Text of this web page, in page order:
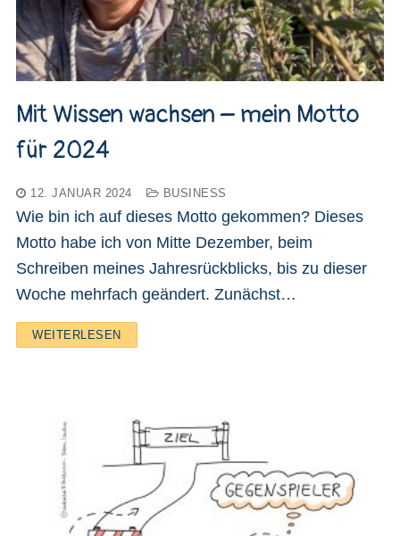
Mit Wissen wachsen – mein Motto
für 2024
12. JANUAR 2024 BUSINESS
Wie bin ich auf dieses Motto gekommen? Dieses
Motto habe ich von Mitte Dezember, beim
Schreiben meines Jahresrückblicks, bis zu dieser
Woche mehrfach geändert. Zunächst…
WEITERLESEN